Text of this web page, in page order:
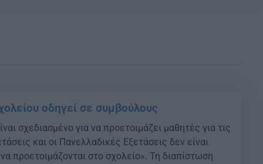
οδηγεί σε συμβούλους
σχεδιασμένο για να προετοιμάζει μαθητές για τις
και οι Πανελλαδικές Εξετάσεις δεν είναι
προετοιμάζονται στο σχολείο». Τη διαπίστωση